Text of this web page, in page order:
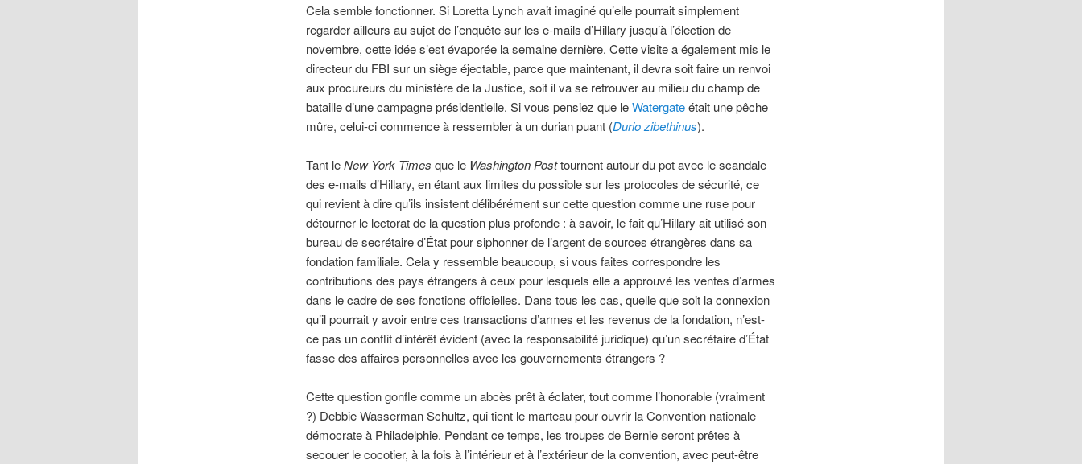
Cela semble fonctionner. Si Loretta Lynch avait imaginé qu’elle pourrait simplement
regarder ailleurs au sujet de l’enquête sur les e-mails d’Hillary jusqu’à l’élection de
novembre, cette idée s’est évaporée la semaine dernière. Cette visite a également mis le
directeur du FBI sur un siège éjectable, parce que maintenant, il devra soit faire un renvoi
aux procureurs du ministère de la Justice, soit il va se retrouver au milieu du champ de
bataille d’une campagne présidentielle. Si vous pensiez que leWatergateétait une pêche
mûre, celui-ci commence à ressembler à un durian puant (Durio zibethinus).
Tant leNew York Times que le Washington Posttournent autour du pot avec le scandale
des e-mails d’Hillary, en étant aux limites du possible sur les protocoles de sécurité, ce
qui revient à dire qu’ils insistent délibérément sur cette question comme une ruse pour
détourner le lectorat de la question plus profonde : à savoir, le fait qu’Hillary ait utilisé son
bureau de secrétaire d’État pour siphonner de l’argent de sources étrangères dans sa
fondation familiale. Cela y ressemble beaucoup, si vous faites correspondre les
contributions des pays étrangers à ceux pour lesquels elle a approuvé les ventes d’armes
dans le cadre de ses fonctions officielles. Dans tous les cas, quelle que soit la connexion
qu’il pourrait y avoir entre ces transactions d’armes et les revenus de la fondation, n’est-
ce pas un conflit d’intérêt évident (avec la responsabilité juridique) qu’un secrétaire d’État
fasse des affaires personnelles avec les gouvernements étrangers ?
Cette question gonfle comme un abcès prêt à éclater, tout comme l’honorable (vraiment
?) Debbie Wasserman Schultz, qui tient le marteau pour ouvrir la Convention nationale
démocrate à Philadelphie. Pendant ce temps, les troupes de Bernie seront prêtes à
secouer le cocotier, à la fois à l’intérieur et à l’extérieur de la convention, avec peut-être